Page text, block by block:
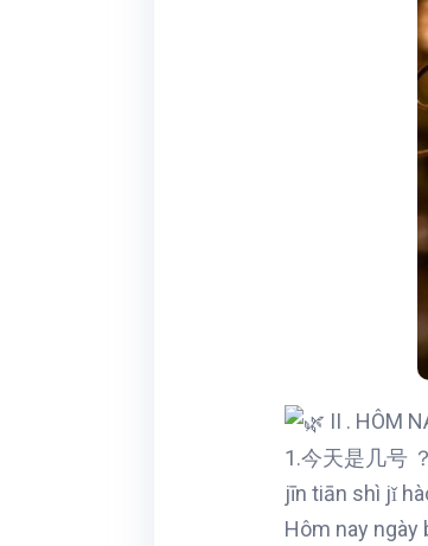
II . HÔM
1.今天是几号 ？
jīn tiān shì jǐ
Hôm nay ngày